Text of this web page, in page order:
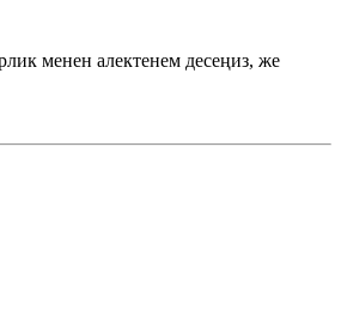
менен алектенем десеңиз, же